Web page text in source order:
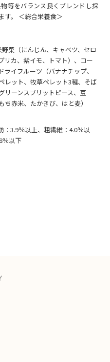
等をバランス良くブレンドし採
す。 ＜総合栄養食＞
菜（にんじん、キャベツ、セロ
リカ、紫イモ、トマト）、コー
イフルーツ（バナナチップ、
レット、牧草ペレット3種、そば
リーンスプリットピース、豆
赤米、たかきび、はと麦）
3.9％以上、粗繊維：4.0％以
％以下